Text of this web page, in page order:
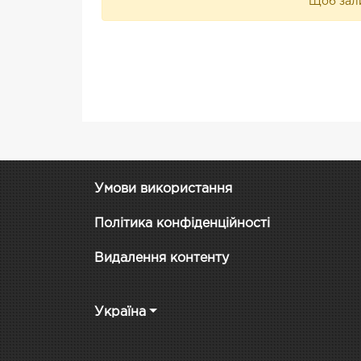
Умови використання
Політика конфіденційності
Видалення контенту
Україна